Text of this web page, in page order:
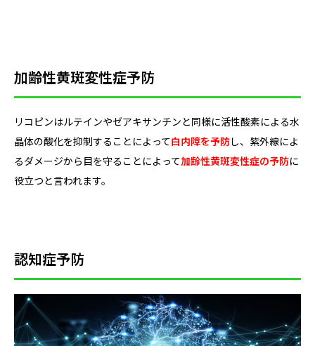
加齢性黄斑変性症予防
リコピンはルテインやゼアキサンチンと同様に活性酸素による水
晶体の酸化を抑制することによって白内障を予防し、紫外線によ
るダメージから目を守ることによって加齢性黄斑変性症の予防に
役立つと言われます。
認知症予防